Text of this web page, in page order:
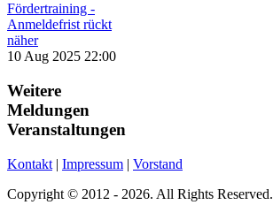
Fördertraining -
Anmeldefrist rückt
näher
10 Aug 2025 22:00
Weitere
Meldungen
Veranstaltungen
Kontakt | Impressum | Vorstand
Copyright © 2012 - 2026. All Rights Reserved.